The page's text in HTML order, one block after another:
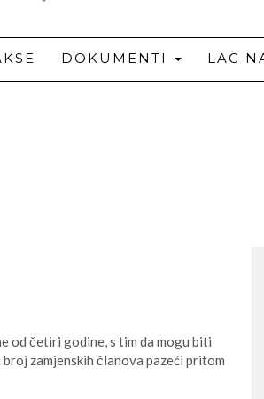
DOKUMENTI LAG
od četiri godine, s tim da mogu biti
zamjenskih članova pazeći pritom